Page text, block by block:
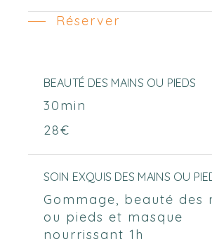
Réserver
BEAUTÉ DES MAINS OU PIEDS
30min
28€
SOIN EXQUIS DES MAINS OU
Gommage, beauté des
ou pieds et masque
nourrissant 1h